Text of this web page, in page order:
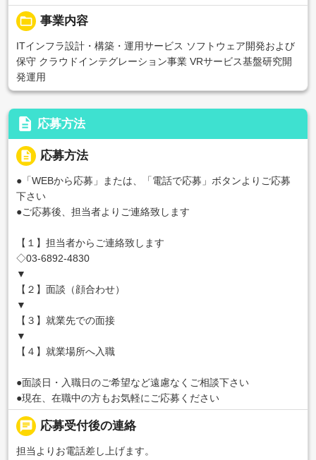
folder_open 事業内容
ITインフラ設計・構築・運用サービス ソフトウェア開発および
保守 クラウドインテグレーション事業 VRサービス基盤研究開
発運用
description 応募方法
description 応募方法
●「WEBから応募」または、「電話で応募」ボタンよりご応募
下さい
●ご応募後、担当者よりご連絡致します
【１】担当者からご連絡致します
◇03-6892-4830
▼
【２】面談（顔合わせ）
▼
【３】就業先での面接
▼
【４】就業場所へ入職
●面談日・入職日のご希望など遠慮なくご相談下さい
●現在、在職中の方もお気軽にご応募ください
chat 応募受付後の連絡
担当よりお電話差し上げます。